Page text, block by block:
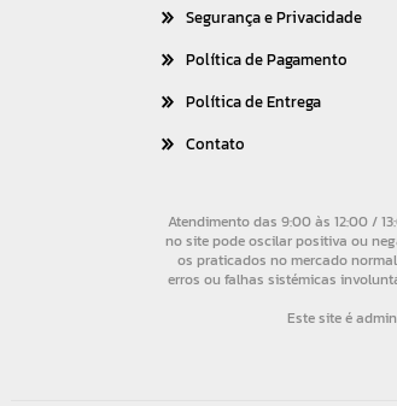
Segurança e Privacidade
Política de Pagamento
Política de Entrega
Contato